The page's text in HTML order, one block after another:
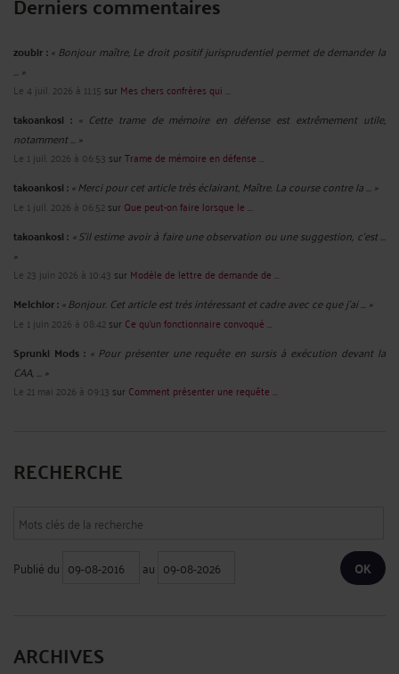
zoubir : « Bonjour maître, Le droit positif jurisprudentiel permet de demander la
... »
Le 4 juil. 2026 à 11:15 sur Mes chers confrères qui ...
takoankosi : « Cette trame de mémoire en défense est extrêmement utile,
notamment ... »
Le 1 juil. 2026 à 06:53 surTrame de mémoire en défense ...
takoankosi :« Merci pour cet article très éclairant, Maître. La course contre la ... »
Le 1 juil. 2026 à 06:52sur Que peut-on faire lorsque le ...
takoankosi : « S’il estime avoir à faire une observation ou une suggestion, c’est ...
»
Le 23 juin 2026 à 10:43 sur Modèle de lettre de demande de ...
Melchior :« Bonjour. Cet article est très intéressant et cadre avec ce que j'ai ... »
Le 1 juin 2026 à 08:42sur Ce qu’un fonctionnaire convoqué ...
Sprunki Mods : « Pour présenter une requête en sursis à exécution devant la
CAA, ... »
Le 21 mai 2026 à 09:13 sur Comment présenter une requête ...
RECHERCHE
Publié du au
ARCHIVES